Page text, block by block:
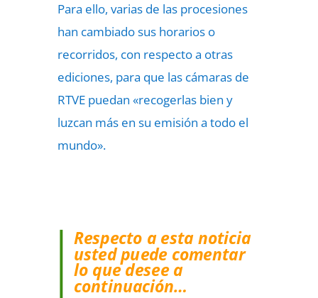
Para ello, varias de las procesiones
han cambiado sus horarios o
recorridos, con respecto a otras
ediciones, para que las cámaras de
RTVE puedan «recogerlas bien y
luzcan más en su emisión a todo el
mundo».
Respecto a esta noticia
usted puede comentar
lo que desee a
continuación…